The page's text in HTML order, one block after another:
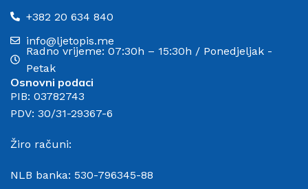
+382 20 634 840
info@ljetopis.me
Radno vrijeme: 07:30h – 15:30h / Ponedjeljak -
Petak
Osnovni podaci
PIB: 03782743
PDV: 30/31-29367-6
Žiro računi:
NLB banka: 530-796345-88